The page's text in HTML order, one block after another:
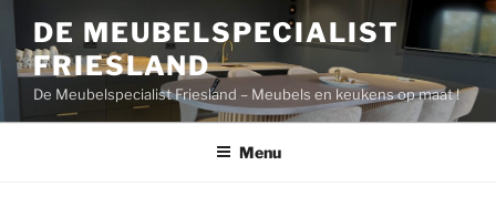
Ga
de
inhoud
DE MEUBELSPECIALIST
FRIESLAND
De Meubelspecialist Friesland – Meubels en keukens op maat !
Menu